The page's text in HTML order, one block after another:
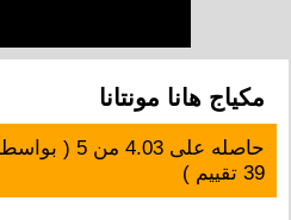
مكياج هانا مونتانا
حاصله على4.03 من5
(
39 تقييم )